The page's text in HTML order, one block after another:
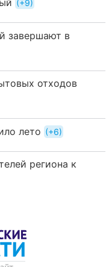
+9
завершают в
отходов
лето +6
региона к